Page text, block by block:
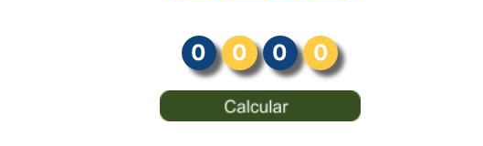
0 0 0 0